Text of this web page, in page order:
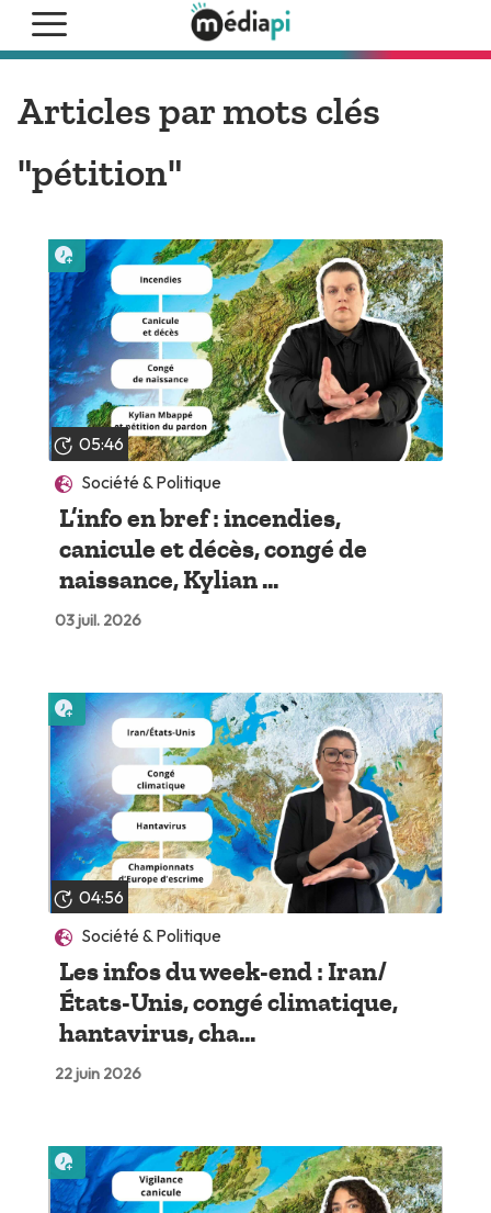
Articles par mots clés
"pétition"
05:46
Société & Politique
L’info en bref : incendies,
canicule et décès, congé de
naissance, Kylian ...
03 juil. 2026
Lire plus tard
04:56
Société & Politique
Les infos du week-end : Iran/
États-Unis, congé climatique,
hantavirus, cha...
22 juin 2026
Lire plus tard
Lire plus tard